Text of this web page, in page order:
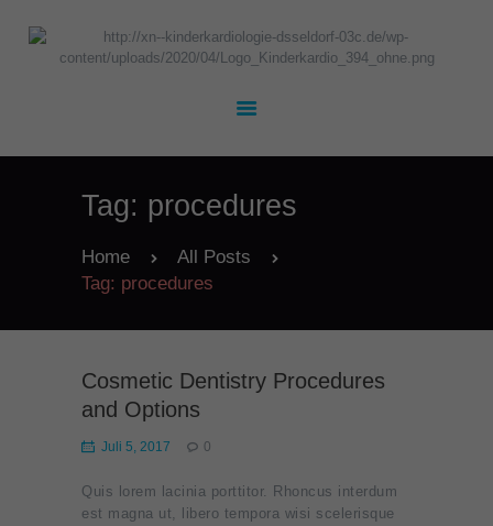
Tag: procedures
Home
All Posts
Tag: procedures
UNSER TEAM
KARDIOLOGIE
KINDERHEILKUNDE
TERMINE
KONTAKT
Cosmetic Dentistry Procedures
and Options
Juli 5, 2017 0
Quis lorem lacinia porttitor. Rhoncus interdum
est magna ut, libero tempora wisi scelerisque